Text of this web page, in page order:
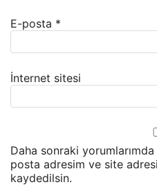
E-posta *
İnternet sitesi
Daha sonraki yorumlarımda
posta adresim ve site
kaydedilsin.